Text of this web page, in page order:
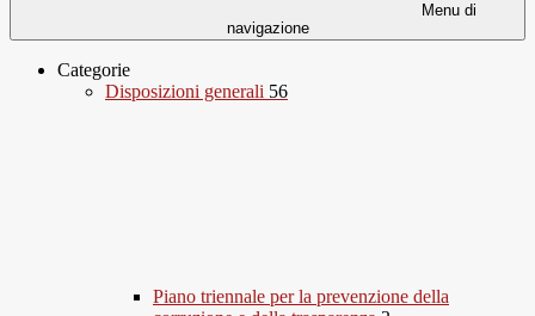
Menu di
navigazione
Categorie
Disposizioni generali 56
Piano triennale per la prevenzione della